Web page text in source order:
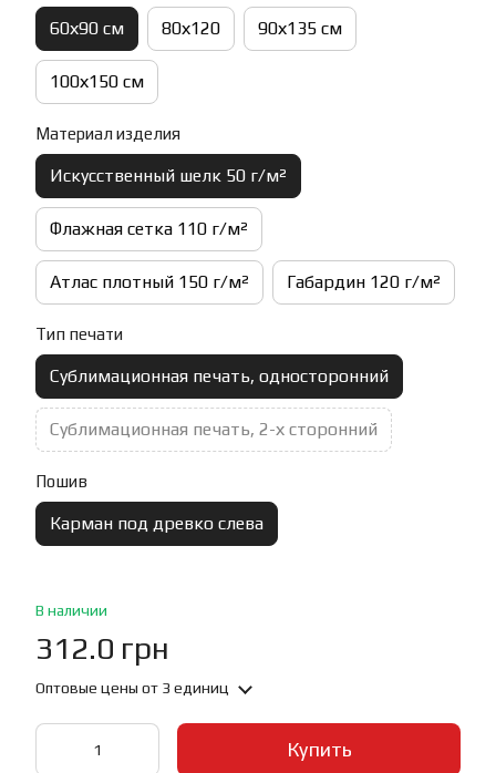
60х90 см 80х120 90х135 см
100х150 см
Материал изделия
Искусственный шелк 50 г/м²
Флажная сетка 110 г/м²
Атлас плотный 150 г/м² Габардин 120 г/м²
Тип печати
Сублимационная печать, односторонний
Сублимационная печать, 2-х сторонний
Пошив
Карман под древко слева
В наличии
312.0 грн
Оптовые цены от 3 единиц
Купить